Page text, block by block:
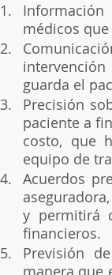
médicos
guarda el
Precisión
paciente a
costo, que
equipo de
Acuerdos
y permitirá
financieros.
Previsión
manera que